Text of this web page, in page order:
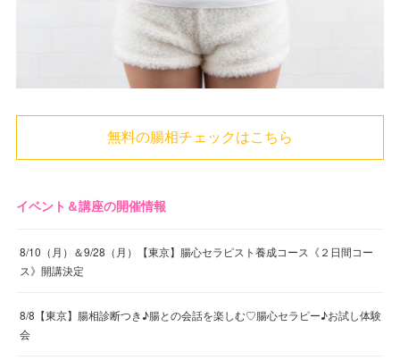
無料の腸相チェックはこちら
イベント＆講座の開催情報
8/10（月）＆9/28（月）【東京】腸心セラピスト養成コース《２日間コー
ス》開講決定
8/8【東京】腸相診断つき♪腸との会話を楽しむ♡腸心セラピー♪お試し体験
会